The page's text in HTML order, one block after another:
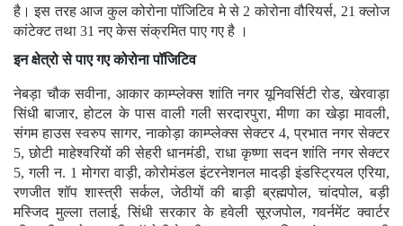
है। इस तरह आज कुल कोरोना पॉजिटिव मे से 2 कोरोना वौरियर्स, 21 क्लोज
कांटेक्ट तथा 31 नए केस संक्रमित पाए गए है ।
इन क्षेत्रो से पाए गए कोरोना पॉजिटिव
नेबड़ा चौक सवीना, आकार काम्प्लेक्स शांति नगर यूनिवर्सिटी रोड, खेरवाड़ा
सिंधी बाजार, होटल के पास वाली गली सरदारपुरा, मीणा का खेड़ा मावली,
संगम हाउस स्वरुप सागर, नाकोड़ा काम्प्लेक्स सेक्टर 4, प्रभात नगर सेक्टर
5, छोटी माहेश्वरियों की सेहरी धानमंडी, राधा कृष्णा सदन शांति नगर सेक्टर
5, गली न. 1 मोगरा वाड़ी, कोरोमंडल इंटरनेशनल मादड़ी इंडस्ट्रियल एरिया,
रणजीत शॉप शास्त्री सर्कल, जेठीयों की बाड़ी ब्रह्मपोल, चांदपोल, बड़ी
मस्जिद मुल्ला तलाई, सिंधी सरकार के हवेली सूरजपोल, गवर्नमेंट क्वार्टर